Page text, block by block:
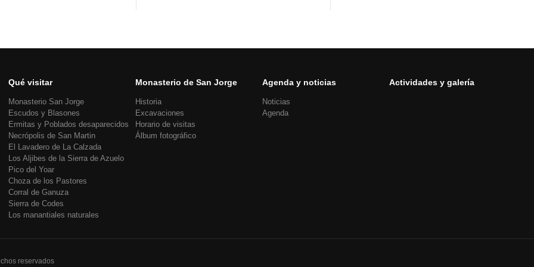
Qué visitar
Monasterio San Jorge
Escudos y Blasones
Ermitas y Poblados desaparecidos
Necrópolis de San Martin
El Lavadero de La Calzada
Los Aljibes de la Sierra de Azuelo
Pico del Yoar
Choza de los Pastores
Corral de Ganuza
Sierra de Codes
Los manantiales naturales
Monasterio de San Jorge
Historia
Excavaciones
Horario de visitas
Álbum fotográfico
Agenda y noticias
Noticias
Agenda
Actividades y galería
reservados